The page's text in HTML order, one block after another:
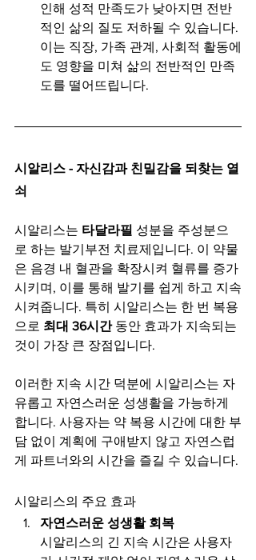
인해 성적 만족도가 낮아지면 전반
적인 삶의 질도 저하될 수 있습니다.
이는 직장, 가족 관계, 사회적 활동에
도 영향을 미쳐 삶의 전반적인 만족
도를 떨어뜨립니다.
시알리스 - 자신감과 친밀감을 되찾는 열
쇠
시알리스는 타달라필 성분을 주성분으
로 하는 발기부전 치료제입니다. 이 약물
은 음경 내 혈관을 확장시켜 혈류를 증가
시키며, 이를 통해 발기를 쉽게 하고 지속
시켜줍니다. 특히 시알리스는 한 번 복용
으로 최대 36시간 동안 효과가 지속되는
것이 가장 큰 장점입니다.
이러한 지속 시간 덕분에 시알리스는 자
유롭고 자연스러운 성생활을 가능하게
합니다. 사용자는 약 복용 시간에 대한 부
담 없이 계획에 구애받지 않고 자연스럽
게 파트너와의 시간을 즐길 수 있습니다.
시알리스의 주요 효과
자연스러운 성생활 회복
시알리스의 긴 지속 시간은 사용자